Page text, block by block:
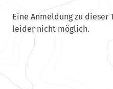
Eine Anmeldung zu dieser
leider nicht möglich.